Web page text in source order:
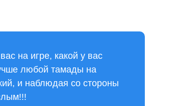
на игре, какой у вас
любой тамады на
и наблюдая со стороны